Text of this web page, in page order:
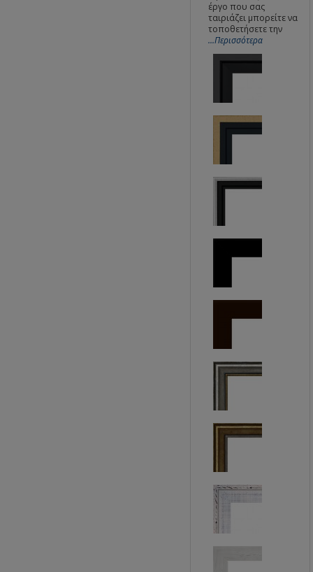
έργο που σας
ταιριάζει μπορείτε να
τοποθετήσετε την
...Περισσότερα